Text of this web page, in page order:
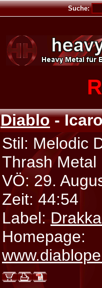
Suche:
Diablo-
Stil: Melodic
Thrash Metal
VÖ: 29.
Zeit: 44:54
Label:
Homepage: